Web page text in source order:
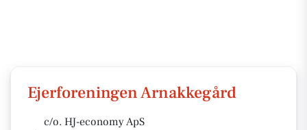
Ejerforeningen Arnakkegård
c/o. HJ-economy ApS